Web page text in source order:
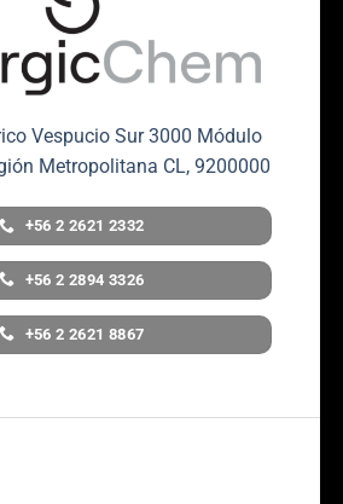
Vespucio Sur 3000 Módulo
Metropolitana CL, 9200000
+56 2 2621 2332
+56 2 2894 3326
+56 2 2621 8867